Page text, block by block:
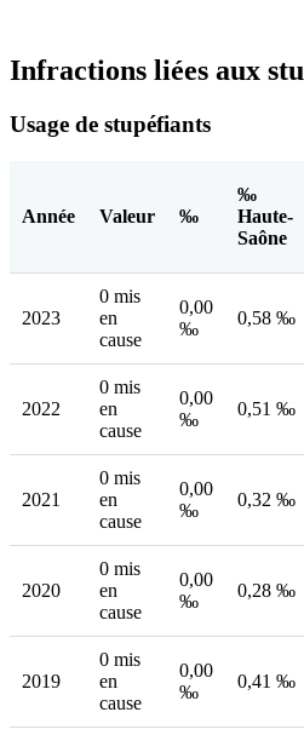
Infractions liées aux
Usage de stupéfiants
Année Valeur ‰
‰
Haute-
Saône
2023
0 mis
en
cause
0,00
‰
0,58 ‰
2022
0 mis
en
cause
0,00
‰
0,51 ‰
2021
0 mis
en
cause
0,00
‰
0,32 ‰
2020
0 mis
en
cause
0,00
‰
0,28 ‰
2019
0 mis
en
cause
0,00
‰
0,41 ‰